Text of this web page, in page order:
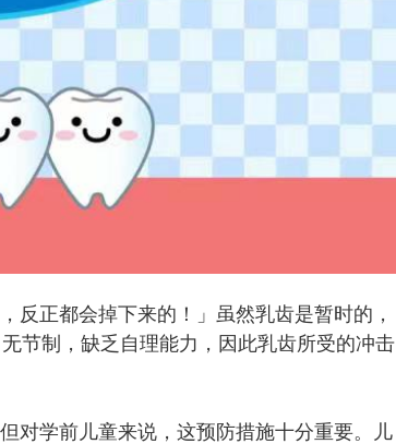
正都会掉下来的！」虽然乳齿是暂时的，
节制，缺乏自理能力，因此乳齿所受的冲击
学前儿童来说，这预防措施十分重要。儿